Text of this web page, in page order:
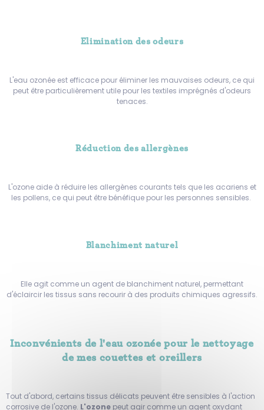
Elimination des odeurs
L'eau ozonée est efficace pour éliminer les mauvaises odeurs, ce qui
peut être particulièrement utile pour les textiles imprégnés d'odeurs
tenaces.
Réduction des allergènes
L'ozone aide à réduire les allergènes courants tels que les acariens et
les pollens, ce qui peut être bénéfique pour les personnes sensibles.
Blanchiment naturel
Elle agit comme un agent de blanchiment naturel, permettant
d'éclaircir les tissus sans recourir à des produits chimiques agressifs.
Inconvénients de l'eau ozonée pour le nettoyage
de mes couettes et oreillers
Tout d'abord, certains tissus délicats peuvent être sensibles à l'action
corrosive de l'ozone. L'ozone peut agir comme un agent oxydant